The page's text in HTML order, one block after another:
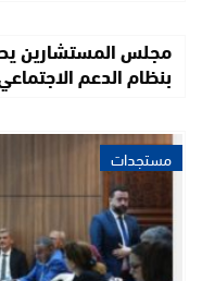
مجلس المستشارين
بنظام الدعم
مستجدات